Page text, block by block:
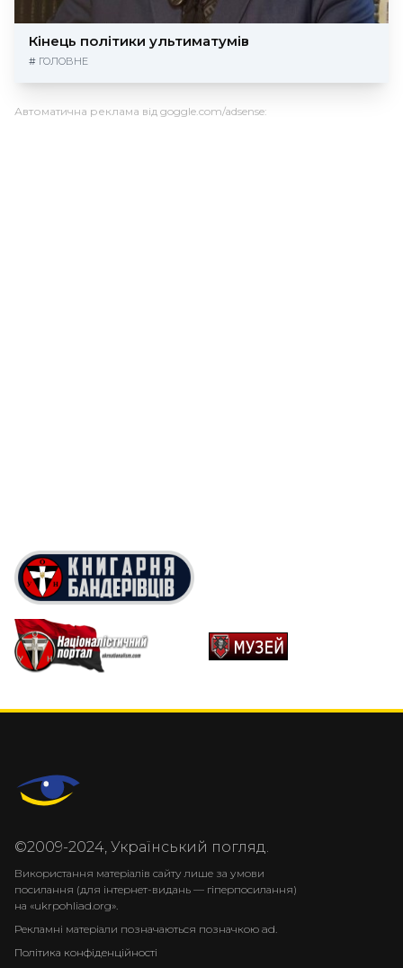
Кінець політики ультиматумів
# ГОЛОВНЕ
Автоматична реклама від goggle.com/adsense:
©2009-2024, Український погляд.
Використання матеріалів сайту лише за умови
посилання (для інтернет-видань — гіперпосилання)
на «ukrpohliad.org».
Рекламні матеріали позначаються позначкою ad.
Політика конфіденційності